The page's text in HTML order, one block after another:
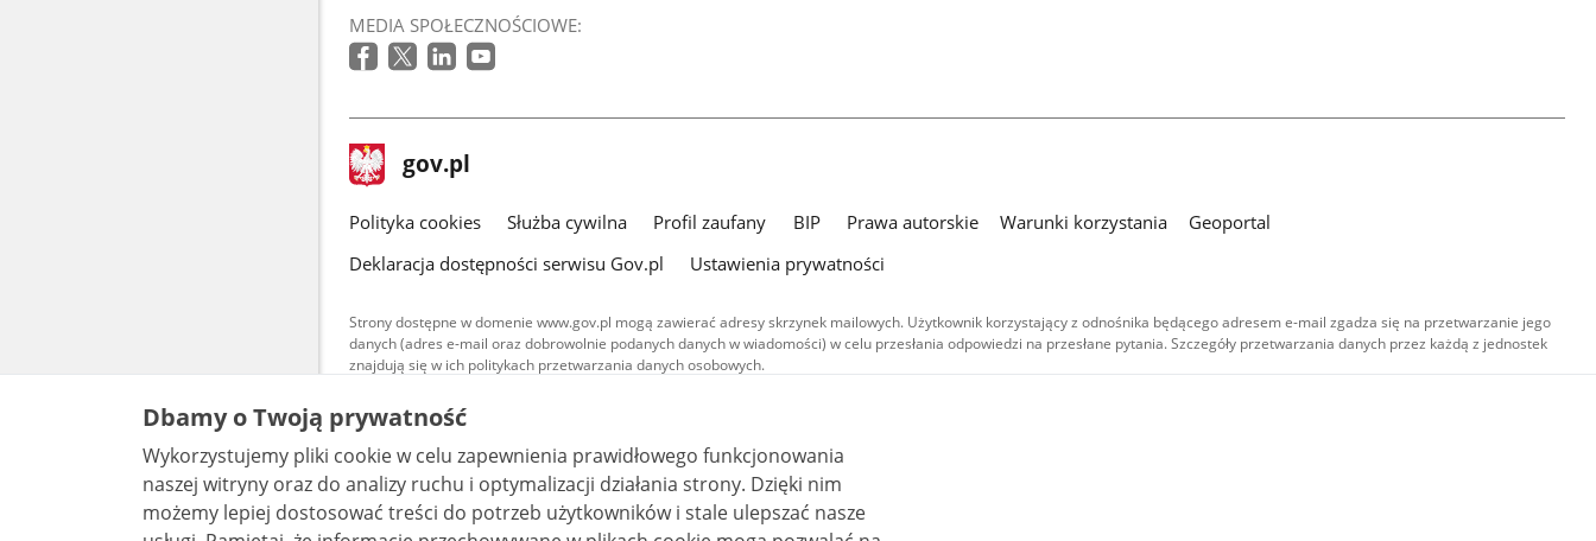
się
w
MEDIA SPOŁECZNOŚCIOWE:
stopka
gov.pl Strona
gov.pl
gov.pl
Polityka cookies Służba cywilna Profil zaufany BIP Prawa autorskie Warunki korzystania
Geoportal
Deklaracja dostępności serwisu Gov.pl
Ustawienia prywatności
Strony dostępne w domenie www.gov.pl mogą zawierać adresy skrzynek mailowych. Użytkownik korzystający z odnośnika będącego adresem e-mail zgadza się na przetwarzanie jego
danych (adres e-mail oraz dobrowolnie podanych danych w wiadomości) w celu przesłania odpowiedzi na przesłane pytania. Szczegóły przetwarzania danych przez każdą z jednostek
znajdują się w ich politykach przetwarzania danych osobowych.
Treści tekstowe publikowane w serwisie (z wyłączeniem treści audiowizualnych), są
udostępniane na licencji typu Creative Commons: uznanie autorstwa - na tych samych
warunkach 4.0 (CC BY-SA 4.0). Materiały audiowizualne, w tym zdjęcia, materiały audio i wideo,
są udostępniane na licencji typu Creative Commons: uznanie autorstwa użycie niekomercyjne -
bez utworów zależnych 4.0 (CC BY-NC-ND 4.0), o ile nie jest to stwierdzone inaczej.
Dbamy o Twoją prywatność
Wykorzystujemy pliki cookie w celu zapewnienia prawidłowego funkcjonowania
naszej witryny oraz do analizy ruchu i optymalizacji działania strony. Dzięki nim
możemy lepiej dostosować treści do potrzeb użytkowników i stale ulepszać nasze